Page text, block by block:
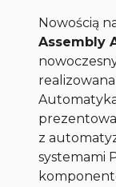
Nowością
Assembly
z
systemami